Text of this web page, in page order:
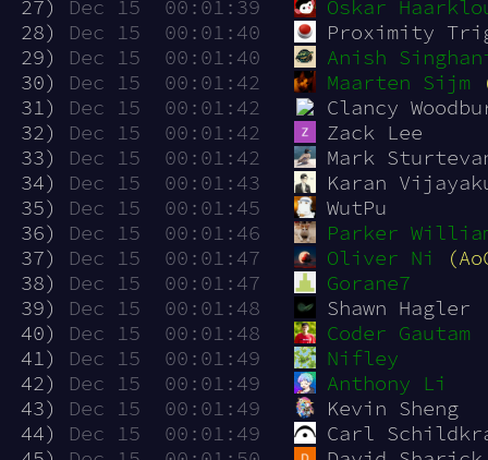
27)
Dec 15  00:01:39
Oskar
28)
Dec 15  00:01:40
Proximity
29)
Dec 15  00:01:40
Anish
30)
Dec 15  00:01:42 Maarten Sijm
31)
Dec 15  00:01:42
Clancy
32)
Dec 15  00:01:42
Zack Lee
33)
Dec 15  00:01:42
Mark
34)
Dec 15  00:01:43
Karan
35)
Dec 15  00:01:45
WutPu
36)
Dec 15  00:01:46
Parker
37)
Dec 15  00:01:47 Oliver Ni
38)
Dec 15  00:01:47
Gorane7
39)
Dec 15  00:01:48
Shawn Hagler
40)
Dec 15  00:01:48
Coder Gautam
41)
Dec 15  00:01:49
Nifley
42)
Dec 15  00:01:49
Anthony Li
43)
Dec 15  00:01:49
Kevin Sheng
44)
Dec 15  00:01:49
Carl